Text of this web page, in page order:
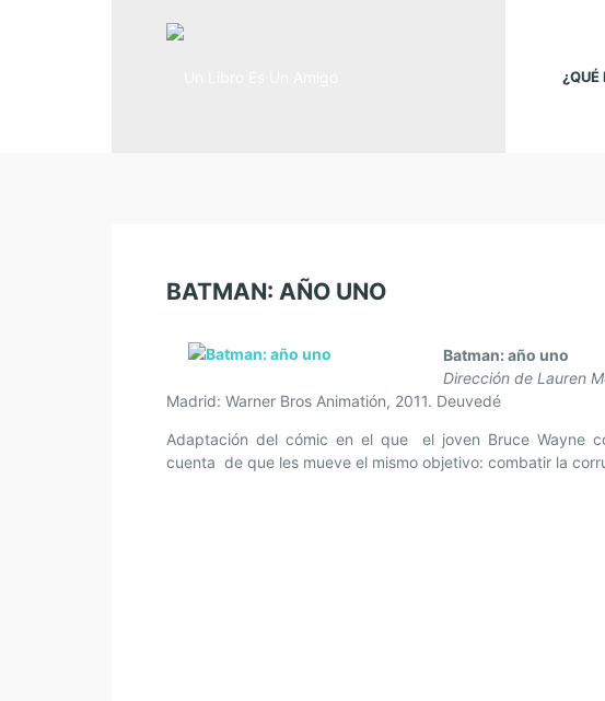
¿QUÉ
BATMAN: AÑO UNO
Batman: año uno
Dirección de Lauren
Madrid: Warner Bros Animatión, 2011. Deuvedé
Adaptación del cómic en el que el joven Bruce Wayne
cuenta de que les mueve el mismo objetivo: combatir la